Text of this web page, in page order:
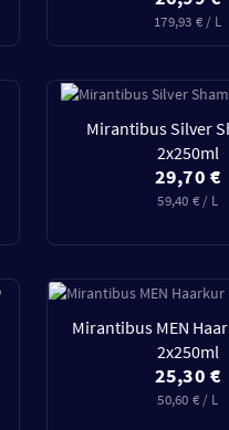
179,93 € / L
Mirantibus Silver
2x250ml
29,70 €
59,40 € / L
Mirantibus MEN
2x250ml
25,30 €
50,60 € / L